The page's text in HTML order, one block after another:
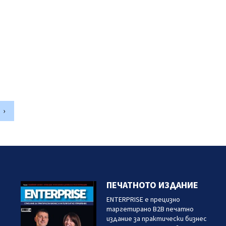
›
ПЕЧАТНОТО ИЗДАНИЕ
ENTERPRISE е прецизно
таргетирано B2B печатно
издание за практически бизнес